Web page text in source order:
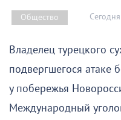
Общество
Владелец турецкого
подвергшегося атаке
у побережья
Международный